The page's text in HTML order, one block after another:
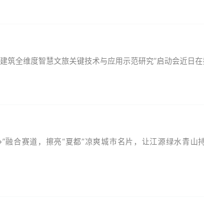
筑全维度智慧文旅关键技术与应用示范研究”启动会近日
融合赛道，擦亮“夏都”凉爽城市名片，让江源绿水青